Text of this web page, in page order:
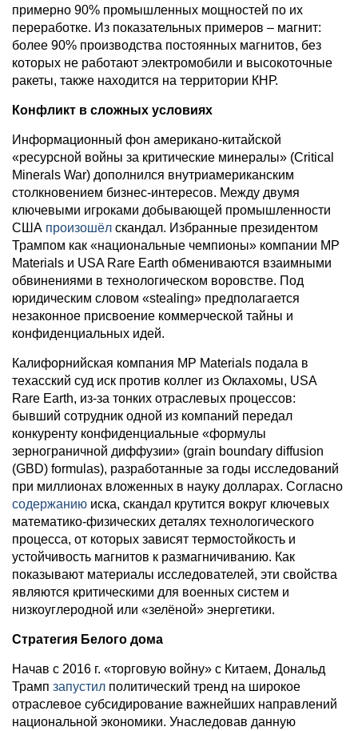
примерно 90% промышленных мощностей по их
переработке. Из показательных примеров – магнит:
более 90% производства постоянных магнитов, без
которых не работают электромобили и высокоточные
ракеты, также находится на территории КНР.
Конфликт в сложных условиях
Информационный фон американо-китайской
«ресурсной войны за критические минералы» (Critical
Minerals War) дополнился внутриамериканским
столкновением бизнес-интересов. Между двумя
ключевыми игроками добывающей промышленности
США произошёл скандал. Избранные президентом
Трампом как «национальные чемпионы» компании MP
Materials и USA Rare Earth обмениваются взаимными
обвинениями в технологическом воровстве. Под
юридическим словом «stealing» предполагается
незаконное присвоение коммерческой тайны и
конфиденциальных идей.
Калифорнийская компания MP Materials подала в
техасский суд иск против коллег из Оклахомы, USA
Rare Earth, из-за тонких отраслевых процессов:
бывший сотрудник одной из компаний передал
конкуренту конфиденциальные «формулы
зернограничной диффузии» (grain boundary diffusion
(GBD) formulas), разработанные за годы исследований
при миллионах вложенных в науку долларах. Согласно
содержанию иска, скандал крутится вокруг ключевых
математико-физических деталях технологического
процесса, от которых зависят термостойкость и
устойчивость магнитов к размагничиванию. Как
показывают материалы исследователей, эти свойства
являются критическими для военных систем и
низкоуглеродной или «зелёной» энергетики.
Стратегия Белого дома
Начав с 2016 г. «торговую войну» с Китаем, Дональд
Трамп запустил политический тренд на широкое
отраслевое субсидирование важнейших направлений
национальной экономики. Унаследовав данную